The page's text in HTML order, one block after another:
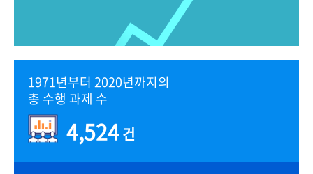
1971년부터 2020년까지의
총 수행 과제 수
4,524건